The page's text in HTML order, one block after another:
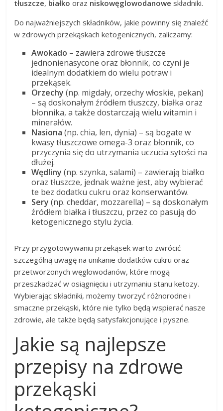
tłuszcze, białko oraz niskowęglowodanowe składniki.
Do najważniejszych składników, jakie powinny się znaleźć
w zdrowych przekąskach ketogenicznych, zaliczamy:
Awokado – zawiera zdrowe tłuszcze
jednonienasycone oraz błonnik, co czyni je
idealnym dodatkiem do wielu potraw i
przekąsek.
Orzechy (np. migdały, orzechy włoskie, pekan)
– są doskonałym źródłem tłuszczy, białka oraz
błonnika, a także dostarczają wielu witamin i
minerałów.
Nasiona (np. chia, len, dynia) – są bogate w
kwasy tłuszczowe omega-3 oraz błonnik, co
przyczynia się do utrzymania uczucia sytości na
dłużej.
Wędliny (np. szynka, salami) – zawierają białko
oraz tłuszcze, jednak ważne jest, aby wybierać
te bez dodatku cukru oraz konserwantów.
Sery (np. cheddar, mozzarella) – są doskonałym
źródłem białka i tłuszczu, przez co pasują do
ketogenicznego stylu życia.
Przy przygotowywaniu przekąsek warto zwrócić
szczególną uwagę na unikanie dodatków cukru oraz
przetworzonych węglowodanów, które mogą
przeszkadzać w osiągnięciu i utrzymaniu stanu ketozy.
Wybierając składniki, możemy tworzyć różnorodne i
smaczne przekąski, które nie tylko będą wspierać nasze
zdrowie, ale także będą satysfakcjonujące i pyszne.
Jakie są najlepsze
przepisy na zdrowe
przekąski